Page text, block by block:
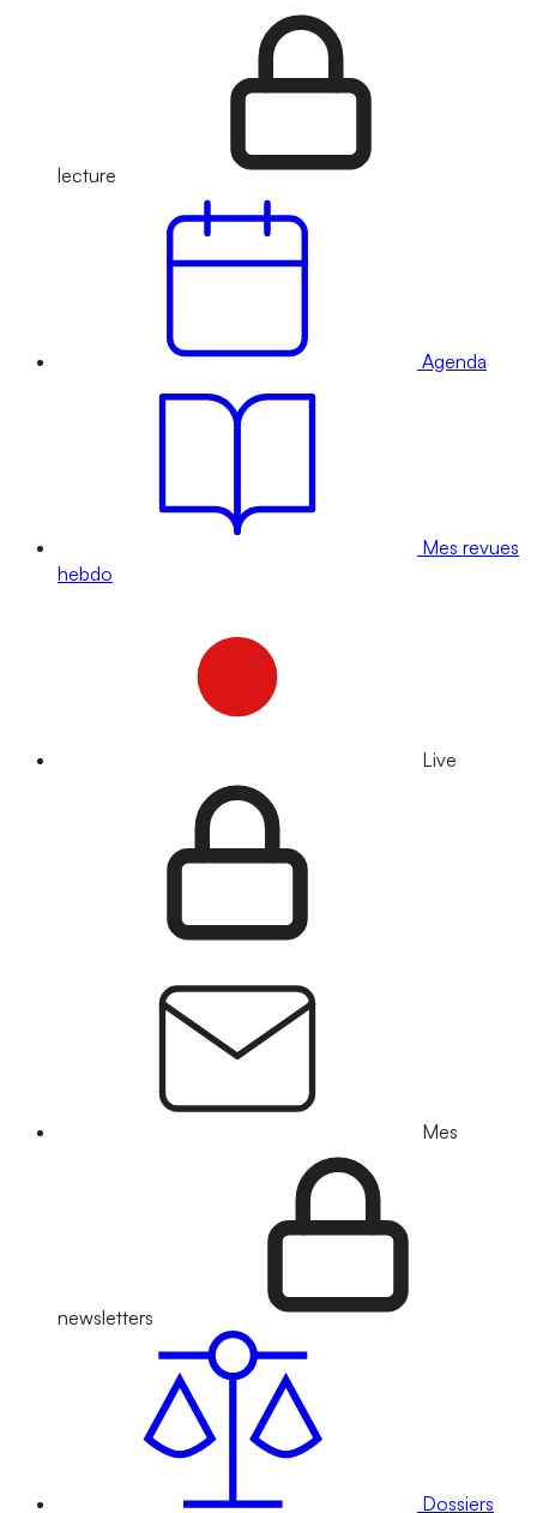
lecture
Agenda
Mes revues
hebdo
Live
Mes
newsletters
Dossiers